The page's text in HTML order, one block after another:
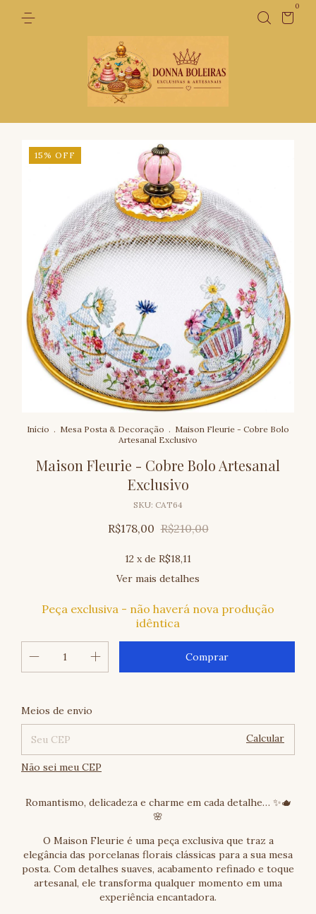
0
15 % OFF
Início . Mesa Posta & Decoração . Maison Fleurie - Cobre Bolo
Artesanal Exclusivo
Maison Fleurie - Cobre Bolo Artesanal
Exclusivo
SKU: CAT64
R$178,00 R$210,00
12 x de R$18,11
Ver mais detalhes
Peça exclusiva - não haverá nova produção
idêntica
Entregas para o CEP:
Meios de envio
Calcular
Não sei meu CEP
Romantismo, delicadeza e charme em cada detalhe… ✨🫖
🌸
O Maison Fleurie é uma peça exclusiva que traz a
elegância das porcelanas florais clássicas para a sua mesa
posta. Com detalhes suaves, acabamento refinado e toque
artesanal, ele transforma qualquer momento em uma
experiência encantadora.